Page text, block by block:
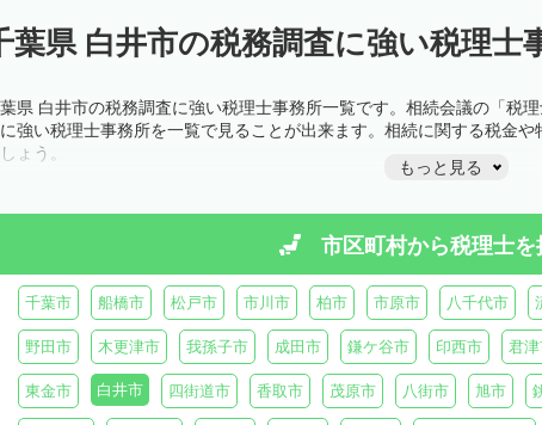
葉県 白井市の税務調査に強い税理士
県 白井市の税務調査に強い税理士事務所一覧です。相続会議の「税
強い税理士事務所を一覧で見ることが出来ます。相続に関する税金
ょう。
もっと見る
市区町村から税理士を
千葉市 船橋市 松戸市 市川市 柏市 市原市 八千代市
野田市 木更津市 我孫子市 成田市 鎌ケ谷市 印西市 君
東金市 白井市 四街道市 香取市 茂原市 八街市 旭市